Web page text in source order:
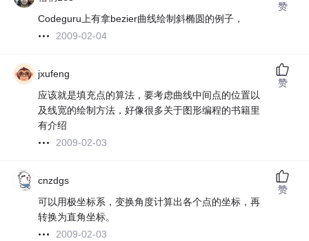
Codeguru上有拿bezier曲线绘制斜椭圆的例子，
2009-02-04
赞
jxufeng
应该就是填充点的算法，要考虑曲线中间点的位置以
及线宽的绘制方法，好像很多关于图形编程的书籍里
有介绍
2009-02-03
赞
cnzdgs
可以用极坐标系，变换角度计算出各个点的坐标，再
转换为直角坐标。
2009-02-03
赞